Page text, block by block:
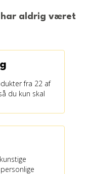
har aldrig været
fra 22 af
du kun skal